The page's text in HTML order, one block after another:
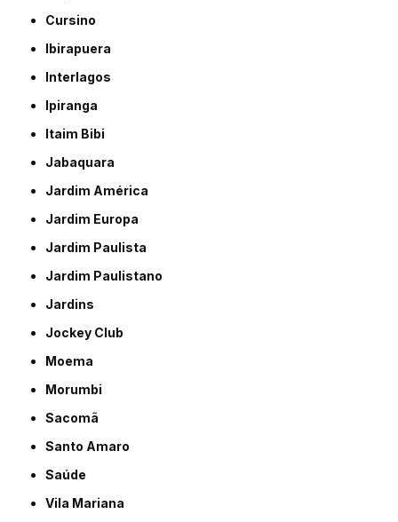
Cursino
Ibirapuera
Interlagos
Ipiranga
Itaim Bibi
Jabaquara
Jardim América
Jardim Europa
Jardim Paulista
Jardim Paulistano
Jardins
Jockey Club
Moema
Morumbi
Sacomã
Santo Amaro
Saúde
Vila Mariana